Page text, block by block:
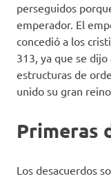
perseguidos
emperador. El
concedió a los
313, ya que se dijo
estructuras de
unido su gran reino.
Primeras
Los desacuerdos